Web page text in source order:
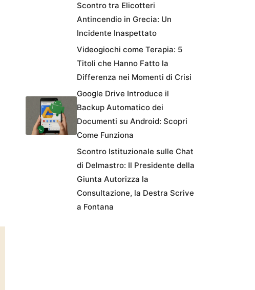
Scontro tra Elicotteri
Antincendio in Grecia: Un
Incidente Inaspettato
Videogiochi come Terapia: 5
Titoli che Hanno Fatto la
Differenza nei Momenti di Crisi
Google Drive Introduce il
Backup Automatico dei
Documenti su Android: Scopri
Come Funziona
Scontro Istituzionale sulle Chat
di Delmastro: Il Presidente della
Giunta Autorizza la
Consultazione, la Destra Scrive
a Fontana